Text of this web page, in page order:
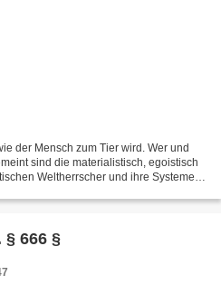
der Mensch zum Tier wird. Wer und
sind die materialistisch, egoistisch
Weltherrscher und ihre Systeme,
666 §